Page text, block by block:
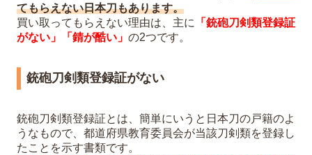
てもらえない日本刀もあります。
買い取ってもらえない理由は、主に
「銃砲刀剣類登録証
がない」「錆が酷い」 の2つです。
銃砲刀剣類登録証がない
銃砲刀剣類登録証とは、簡単にいうと日本刀の戸籍のよ
うなもので、都道府県教育委員会が当該刀剣類を登録し
たことを示す書類です。